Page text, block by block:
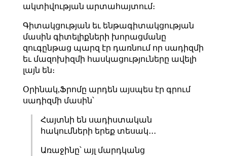
ակտիվության արտահայտում։
Գիտակցության եւ ենթագիտակցության
մասին գիտելիքների խորացմանը
զուգընթաց պարզ էր դառնում որ սադիզմի
եւ մազոխիզմի հասկացություները ավելի
լայն են։
Օրինակ,Ֆրոմը արդեն այսպես էր գրում
սադիզմի մասին՝
Հայտնի են սադիստական
հակումների երեք տեսակ․․․
Առաջինը՝ այլ մարդկանց